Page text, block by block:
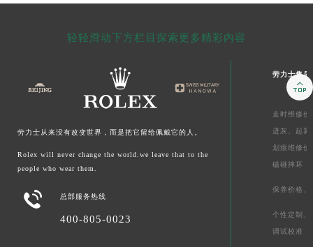
轻轻滑动下方栏目探索更多精彩内容
劳力士从来没有改变世界，而是把它留给佩戴它的人。
Rolex will never change the world.we leave that to the
people who wear them.
 总部服务热线
400-805-0023
劳力士售后
走时维修价
进灰、 起雾
划痕维修价
磕碰摔坏
保养价格、
个性定制、
调试校准
